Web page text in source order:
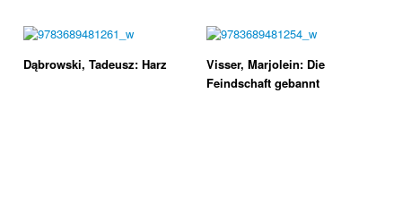
Dąbrowski, Tadeusz: Harz
Visser, Marjolein: Die
Feindschaft gebannt